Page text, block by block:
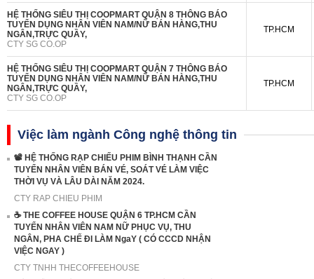
HỆ THỐNG SIÊU THỊ COOPMART QUẬN 8 THÔNG BÁO
TUYỂN DỤNG NHÂN VIÊN NAM/NỮ BÁN HÀNG,THU
NGÂN,TRỰC QUẦY,
CTY SG CO.OP
TP.HCM
HỆ THỐNG SIÊU THỊ COOPMART QUẬN 7 THÔNG BÁO
TUYỂN DỤNG NHÂN VIÊN NAM/NỮ BÁN HÀNG,THU
NGÂN,TRỰC QUẦY,
CTY SG CO.OP
TP.HCM
Việc làm ngành Công nghệ thông tin
📽 HỆ THỐNG RẠP CHIẾU PHIM BÌNH THẠNH CẦN
TUYỂN NHÂN VIÊN BÁN VÉ, SOÁT VÉ LÀM VIỆC
THỜI VỤ VÀ LÂU DÀI NĂM 2024.
CTY RAP CHIEU PHIM
☕️ THE COFFEE HOUSE QUẬN 6 TP.HCM CẦN
TUYỂN NHÂN VIÊN NAM NỮ PHỤC VỤ, THU
NGÂN, PHA CHẾ ĐI LÀM NgaY ( CÓ CCCD NHẬN
VIỆC NGAY )
CTY TNHH THECOFFEEHOUSE